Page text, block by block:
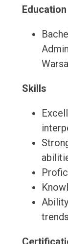
Education
Skills
trends